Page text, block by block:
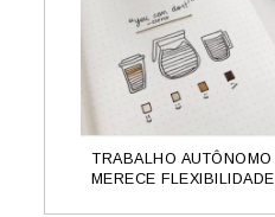
TRABALHO AUTÔNOMO
MERECE FLEXIBILIDADE